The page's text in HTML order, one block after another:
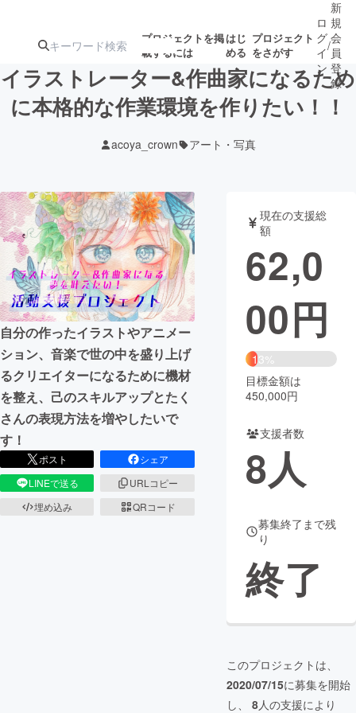
プロジェクトを掲
載するには
はじ
める
プロジェクト
をさがす
ジェクト
募集終了が近いプ
ロジェクト
アート・写真 音楽
テクノロジー・ガジェット ゲーム・
映像・映画 書籍・雑誌
ビジネス・起業 チャレンジ
まちづくり・地域活性化
CAMPFIRE Creation
CAMPFIREふるさと納税
コミュニティ
ロ
グ
イ
ン
/
新
規
会
員
登
録
イラストレーター&作曲家になるため
に本格的な作業環境を作りたい！！
acoya_crown アート・写真
自分の作ったイラストやアニメー
ション、音楽で世の中を盛り上げ
るクリエイターになるために機材
を整え、己のスキルアップとたく
さんの表現方法を増やしたいで
す！
ポスト
シェア
LINEで送る
URLコピー
埋め込み
QRコード
現在の支援総
額
62,0
00円
13%
目標金額は
450,000円
支援者数
8人
募集終了まで残
り
終了
このプロジェクトは、
2020/07/15に募集を開始
し、 8人の支援により